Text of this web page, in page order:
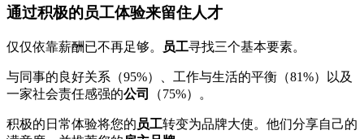
通过积极的员工体验来留住人才
仅仅依靠薪酬已不再足够。 员工寻找三个基本要素。
与同事的良好关系（95%）、工作与生活的平衡（81%）以及
一家社会责任感强的公司 （75%）。
积极的日常体验将您的 员工转变为品牌大使。他们分享自己的